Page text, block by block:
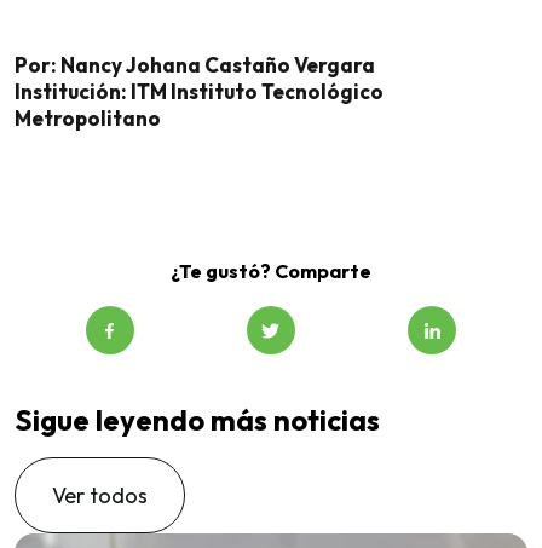
Por: Nancy Johana Castaño Vergara
Institución: ITM Instituto Tecnológico
Metropolitano
¿Te gustó? Comparte
Sigue leyendo más noticias
Ver todos